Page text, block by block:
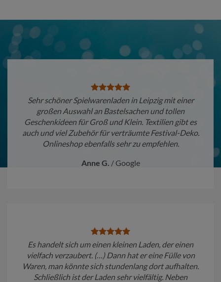
Sehr schöner Spielwarenladen in Leipzig mit einer
großen Auswahl an Bastelsachen und tollen
Geschenkideen für Groß und Klein. Textilien gibt es
auch und viel Zubehör für verträumte Festival-Deko.
Onlineshop ebenfalls sehr zu empfehlen.
Anne G. / Google
Es handelt sich um einen kleinen Laden, der einen
vielfach verzaubert. (…) Dann hat er eine Fülle von
Waren, man könnte sich stundenlang dort aufhalten.
Schließlich ist der Laden sehr vielfältig. Neben